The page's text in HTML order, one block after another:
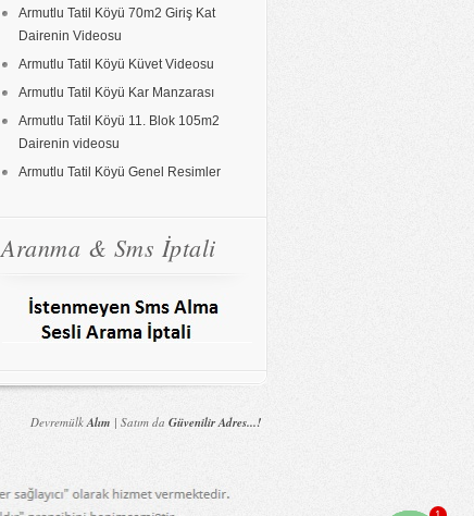
Armutlu Tatil Köyü 70m2 Giriş Kat
Dairenin Videosu
Armutlu Tatil Köyü Küvet Videosu
Armutlu Tatil Köyü Kar Manzarası
Armutlu Tatil Köyü 11. Blok 105m2
Dairenin videosu
Armutlu Tatil Köyü Genel Resimler
Aranma & Sms İptali
DevremülkAlım | Satım da Güvenilir Adres...!